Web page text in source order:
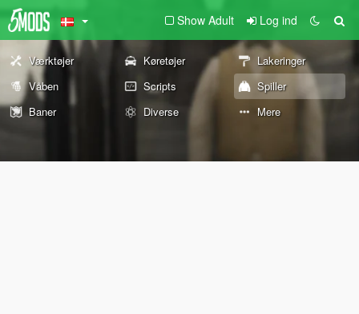
Show Adult Log ind
Værktøjer Køretøjer
Lakeringer
Våben
Scripts
Spiller
Baner
Diverse Mere